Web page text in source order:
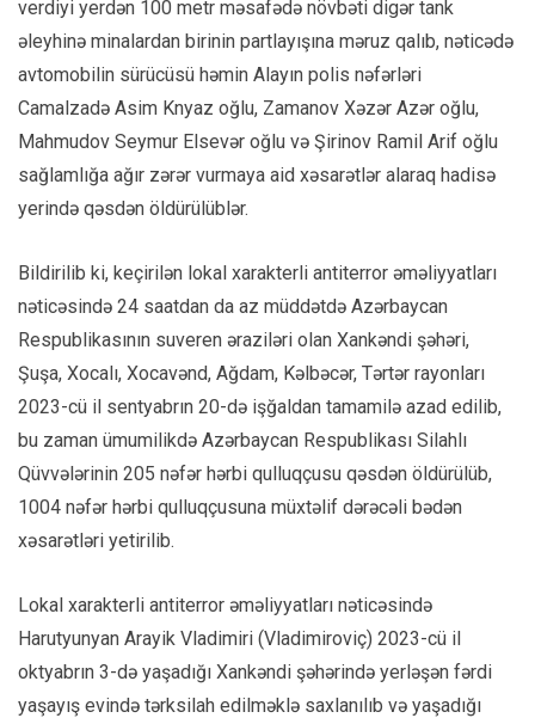
verdiyi yerdən 100 metr məsafədə növbəti digər tank
əleyhinə minalardan birinin partlayışına məruz qalıb, nəticədə
avtomobilin sürücüsü həmin Alayın polis nəfərləri
Camalzadə Asim Knyaz oğlu, Zamanov Xəzər Azər oğlu,
Mahmudov Seymur Elsevər oğlu və Şirinov Ramil Arif oğlu
sağlamlığa ağır zərər vurmaya aid xəsarətlər alaraq hadisə
yerində qəsdən öldürülüblər.
Bildirilib ki, keçirilən lokal xarakterli antiterror əməliyyatları
nəticəsində 24 saatdan da az müddətdə Azərbaycan
Respublikasının suveren əraziləri olan Xankəndi şəhəri,
Şuşa, Xocalı, Xocavənd, Ağdam, Kəlbəcər, Tərtər rayonları
2023-cü il sentyabrın 20-də işğaldan tamamilə azad edilib,
bu zaman ümumilikdə Azərbaycan Respublikası Silahlı
Qüvvələrinin 205 nəfər hərbi qulluqçusu qəsdən öldürülüb,
1004 nəfər hərbi qulluqçusuna müxtəlif dərəcəli bədən
xəsarətləri yetirilib.
Lokal xarakterli antiterror əməliyyatları nəticəsində
Harutyunyan Arayik Vladimiri (Vladimiroviç) 2023-cü il
oktyabrın 3-də yaşadığı Xankəndi şəhərində yerləşən fərdi
yaşayış evində tərksilah edilməklə saxlanılıb və yaşadığı